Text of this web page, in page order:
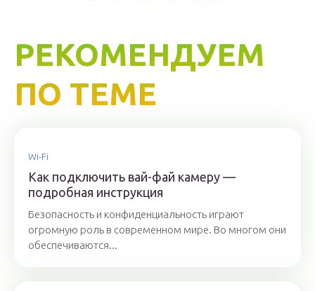
РЕКОМЕНДУЕМ
ПО ТЕМЕ
Wi-Fi
Как подключить вай-фай камеру —
подробная инструкция
Безопасность и конфиденциальность играют
огромную роль в современном мире. Во многом они
обеспечиваются...